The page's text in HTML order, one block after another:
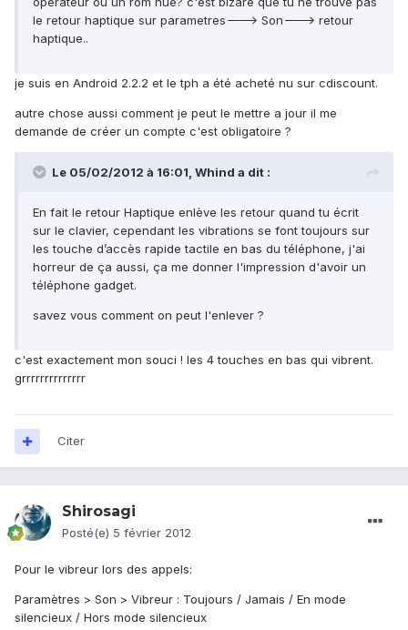
le retour haptique sur parametres---> Son---> retour
haptique..
je suis en Android 2.2.2 et le tph a été acheté nu sur cdiscount.
autre chose aussi comment je peut le mettre a jour il me
demande de créer un compte c'est obligatoire ?
Le 05/02/2012 à 16:01, Whind a dit :
En fait le retour Haptique enlève les retour quand tu écrit
sur le clavier, cependant les vibrations se font toujours sur
les touche d’accès rapide tactile en bas du téléphone, j'ai
horreur de ça aussi, ça me donner l'impression d'avoir un
téléphone gadget.
savez vous comment on peut l'enlever ?
c'est exactement mon souci ! les 4 touches en bas qui vibrent.
grrrrrrrrrrrrrr
Citer
Shirosagi
Posté(e) 5 février 2012
Pour le vibreur lors des appels:
Paramètres > Son > Vibreur : Toujours / Jamais / En mode
silencieux / Hors mode silencieux